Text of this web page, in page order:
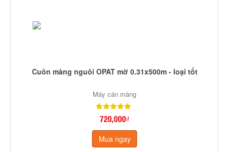
Cuôn màng nguôi OPAT mờ 0.31x500m - loại tốt
Máy cán màng
720,000₫
Mua ngay